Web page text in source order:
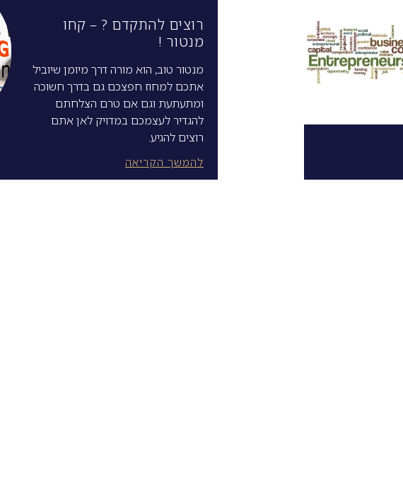
רוצים להתקדם ? – קחו
מנטור !
מנטור טוב, הוא מורה דרך מיומן שיוביל
אתכם למחוז חפצכם גם בדרך חשוכה
ומתעתעת וגם אם טרם הצלחתם
להגדיר לעצמכם במדויק לאן אתם
רוצים להגיע.
להמשך הקריאה